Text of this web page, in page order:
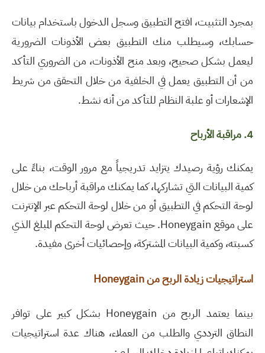
بمجرد التثبيت، افتح التطبيق وسجل الدخول باستخدام بيانات
حسابك، وسيطلب منك التطبيق بعض الأذونات الضرورية
ليعمل بشكل صحيح، وبعد منح الأذونات، من الضروري التأكد
من أن التطبيق يعمل في الخلفية من خلال التحقق من شريط
الإشعارات أو علبة النظام للتأكد من أنه نشط.
4. مراقبة الأرباح
يمكنك رؤية رصيدك يتزايد تدريجياً مع مرور الوقت، بناءً على
كمية البيانات التي تشاركها، كما يمكنك مراقبة أرباحك من خلال
لوحة التحكم في التطبيق أو من خلال لوحة التحكم عبر الإنترنت
على موقع Honeygain. حيث تعرض لوحة التحكم المبلغ الذي
كسبته، وكمية البيانات المشتركة، وإحصائيات أخرى مفيدة.
استراتيجيات زيادة الربح منHoneygain
بينما يعتمد الربح من Honeygain بشكل كبير على توافر
النطاق الترددي والطلب من العملاء، هناك عدة استراتيجيات